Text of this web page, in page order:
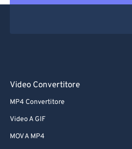
Video Convertitore
MP4 Convertitore
Video A GIF
MOV A MP4